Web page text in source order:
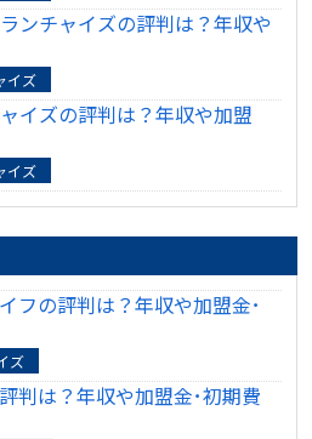
ンチャイズの評判は？年収や
イズ
イズの評判は？年収や加盟
イズ
フの評判は？年収や加盟金･
ズ
判は？年収や加盟金･初期費